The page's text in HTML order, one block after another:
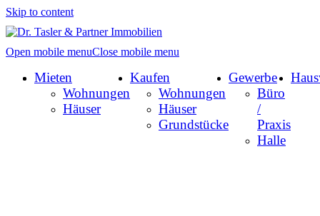
Skip to content
Open mobile menuClose mobile menu
Mieten
Wohnungen
Häuser
Kaufen
Wohnungen
Häuser
Grundstücke
Gewerbe
Büro
/
Praxis
Halle